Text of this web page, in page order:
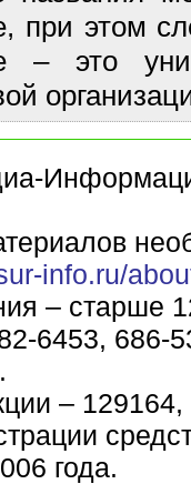
при этом
– это
info.ru/
– старше
6453, 686-
.
–
года.